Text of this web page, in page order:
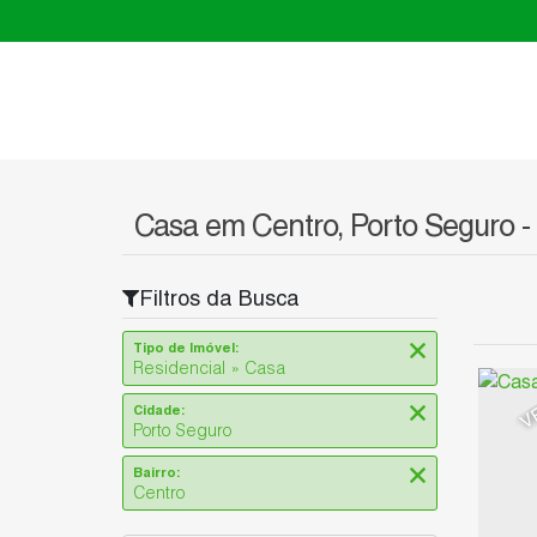
Casa em Centro, Porto Seguro
Filtros da Busca
Tipo de Imóvel:
Residencial » Casa
Cidade:
Porto Seguro
Bairro:
Centro